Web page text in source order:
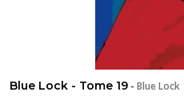
Blue Lock - Tome 19 - Blue Lock